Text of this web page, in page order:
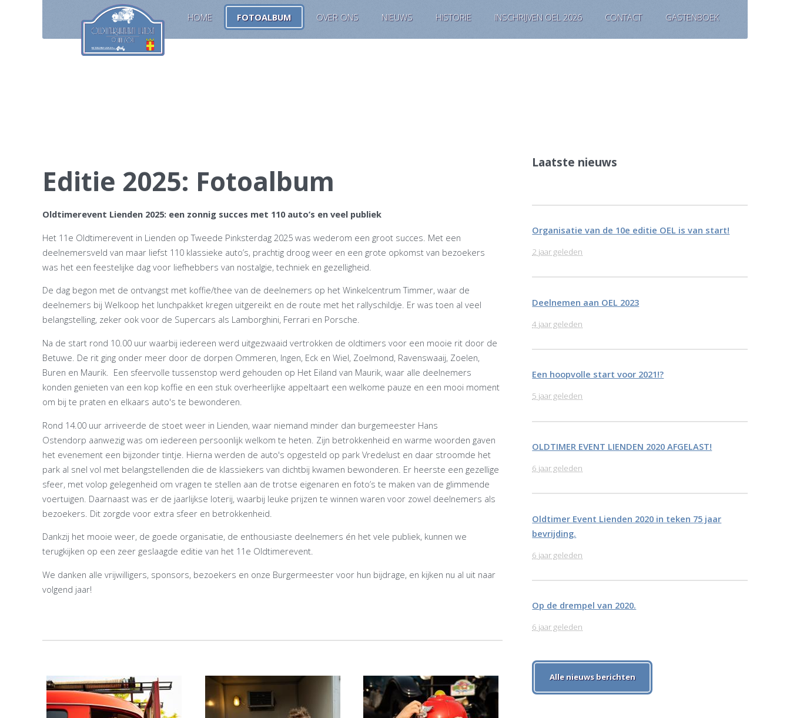
HOME FOTOALBUM OVER ONS NIEUWS HISTORIE INSCHRIJVEN OEL 2026 CONTACT GASTENBOEK
Editie 2025: Fotoalbum
Oldtimerevent Lienden 2025: een zonnig succes met 110 auto’s en veel publiek
Het 11e Oldtimerevent in Lienden op Tweede Pinksterdag 2025 was wederom een groot succes. Met een
deelnemersveld van maar liefst 110 klassieke auto’s, prachtig droog weer en een grote opkomst van bezoekers
was het een feestelijke dag voor liefhebbers van nostalgie, techniek en gezelligheid.
De dag begon met de ontvangst met koffie/thee van de deelnemers op het Winkelcentrum Timmer, waar de
deelnemers bij Welkoop het lunchpakket kregen uitgereikt en de route met het rallyschildje. Er was toen al veel
belangstelling, zeker ook voor de Supercars als Lamborghini, Ferrari en Porsche.
Na de start rond 10.00 uur waarbij iedereen werd uitgezwaaid vertrokken de oldtimers voor een mooie rit door de
Betuwe. De rit ging onder meer door de dorpen Ommeren, Ingen, Eck en Wiel, Zoelmond, Ravenswaaij, Zoelen,
Buren en Maurik. Een sfeervolle tussenstop werd gehouden op Het Eiland van Maurik, waar alle deelnemers
konden genieten van een kop koffie en een stuk overheerlijke appeltaart een welkome pauze en een mooi moment
om bij te praten en elkaars auto's te bewonderen.
Rond 14.00 uur arriveerde de stoet weer in Lienden, waar niemand minder dan burgemeester Hans
Ostendorp aanwezig was om iedereen persoonlijk welkom te heten. Zijn betrokkenheid en warme woorden gaven
het evenement een bijzonder tintje. Hierna werden de auto's opgesteld op park Vredelust en daar stroomde het
park al snel vol met belangstellenden die de klassiekers van dichtbij kwamen bewonderen. Er heerste een gezellige
sfeer, met volop gelegenheid om vragen te stellen aan de trotse eigenaren en foto’s te maken van de glimmende
voertuigen. Daarnaast was er de jaarlijkse loterij, waarbij leuke prijzen te winnen waren voor zowel deelnemers als
bezoekers. Dit zorgde voor extra sfeer en betrokkenheid.
Dankzij het mooie weer, de goede organisatie, de enthousiaste deelnemers én het vele publiek, kunnen we
terugkijken op een zeer geslaagde editie van het 11e Oldtimerevent.
We danken alle vrijwilligers, sponsors, bezoekers en onze Burgermeester voor hun bijdrage, en kijken nu al uit naar
volgend jaar!
Laatste nieuws
Organisatie van de 10e editie OEL is van start!
2 jaar geleden
Deelnemen aan OEL 2023
4 jaar geleden
Een hoopvolle start voor 2021!?
5 jaar geleden
OLDTIMER EVENT LIENDEN 2020 AFGELAST!
6 jaar geleden
Oldtimer Event Lienden 2020 in teken 75 jaar
bevrijding.
6 jaar geleden
Op de drempel van 2020.
6 jaar geleden
Alle nieuws berichten